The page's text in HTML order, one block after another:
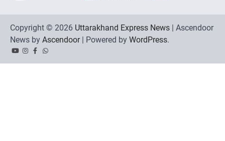
Copyright © 2026 Uttarakhand Express News | Ascendoor
News by Ascendoor| Powered by WordPress.
YouTubeInstagram
Facebook
Whatsapp